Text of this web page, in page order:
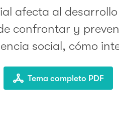
afecta al
confrontar y
social, cómo
Tema completo PDF